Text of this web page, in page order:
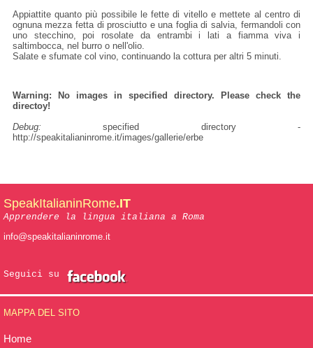
Appiattite quanto più possibile le fette di vitello e mettete al centro di
ognuna mezza fetta di prosciutto e una foglia di salvia, fermandoli con
uno stecchino, poi rosolate da entrambi i lati a fiamma viva i
saltimbocca, nel burro o nell'olio.
Salate e sfumate col vino, continuando la cottura per altri 5 minuti.
Warning: No images in specified directory. Please check the
directoy!
Debug: specified directory -
http://speakitalianinrome.it/images/gallerie/erbe
SpeakItalianinRome.IT
Apprendere la lingua italiana a Roma
info@speakitalianinrome.it
Seguici su
MAPPA DEL SITO
Home